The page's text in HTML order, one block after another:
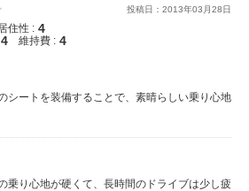
投稿日： 2013年03 月28日
居住性 : 4
4 維持費 : 4
シートを装備することで、素晴らしい乗り心地
乗り心地が硬くて、長時間のドライブは少し疲